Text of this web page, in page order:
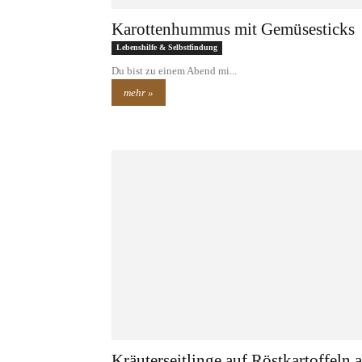
Karottenhummus mit Gemüsesticks
Lebenshilfe & Selbstfindung
Du bist zu einem Abend mi...
mehr »